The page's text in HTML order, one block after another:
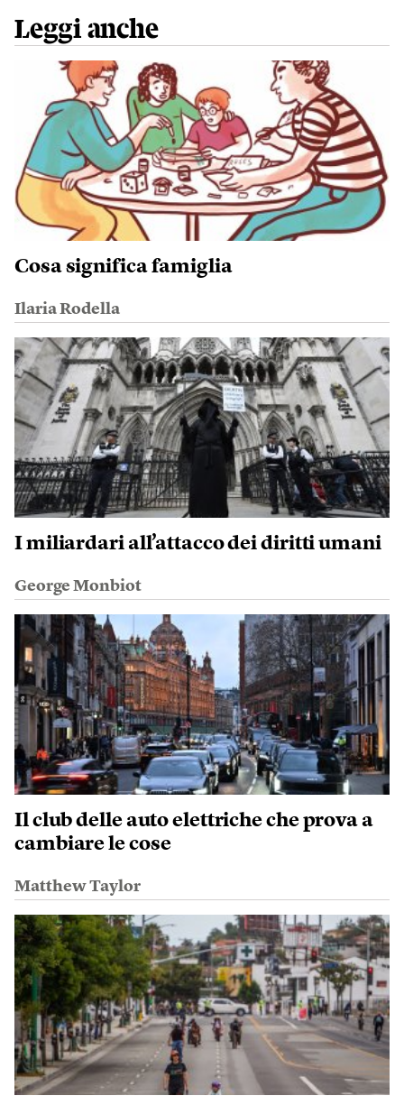
Leggi anche
Cosa significa famiglia
Ilaria Rodella
I miliardari all’attacco dei diritti umani
George Monbiot
Il club delle auto elettriche che prova a
cambiare le cose
Matthew Taylor